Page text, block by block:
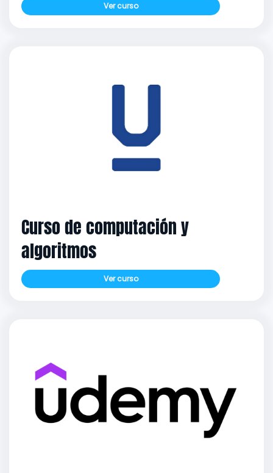
Ver curso
Curso de computación y
algoritmos
Ver curso